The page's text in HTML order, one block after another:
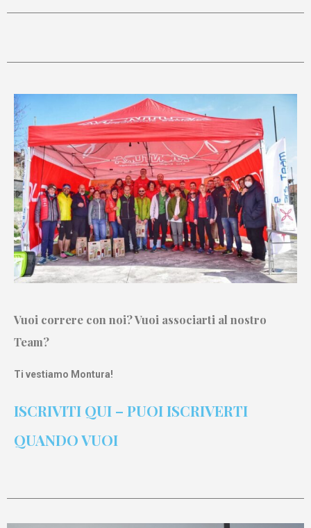
Vuoi correre con noi? Vuoi associarti al nostro
Team?
Ti vestiamo Montura!
ISCRIVITI QUI – PUOI ISCRIVERTI
QUANDO VUOI